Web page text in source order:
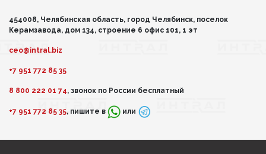
454008, Челябинская область, город Челябинск, поселок
Керамзавода, дом 134, строение 6 офис 101, 1 эт
ceo@intral.biz
+7 951 772 85 35
8 800 222 01 74, звонок по России бесплатный
+7 951 772 85 35, пишите в или